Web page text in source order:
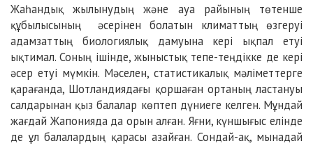
Жаһандық жылынудың және ауа райының төтенше
құбылысының әсерінен болатын климаттың өзгеруі
адамзаттың биологиялық дамуына кері ықпал етуі
ықтимал. Соның ішінде, жыныстық тепе-теңдікке де кері
әсер етуі мүмкін. Мәселен, статистикалық мәліметтерге
қарағанда, Шотландиядағы қоршаған ортаның ластануы
салдарынан қыз балалар көптеп дүниеге келген. Мұндай
жағдай Жапонияда да орын алған. Яғни, күншығыс елінде
де ұл балалардың қарасы азайған. Сондай-ақ, мынадай